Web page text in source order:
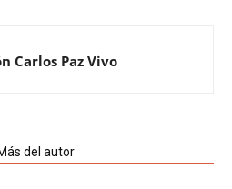
Carlos Paz Vivo
del autor